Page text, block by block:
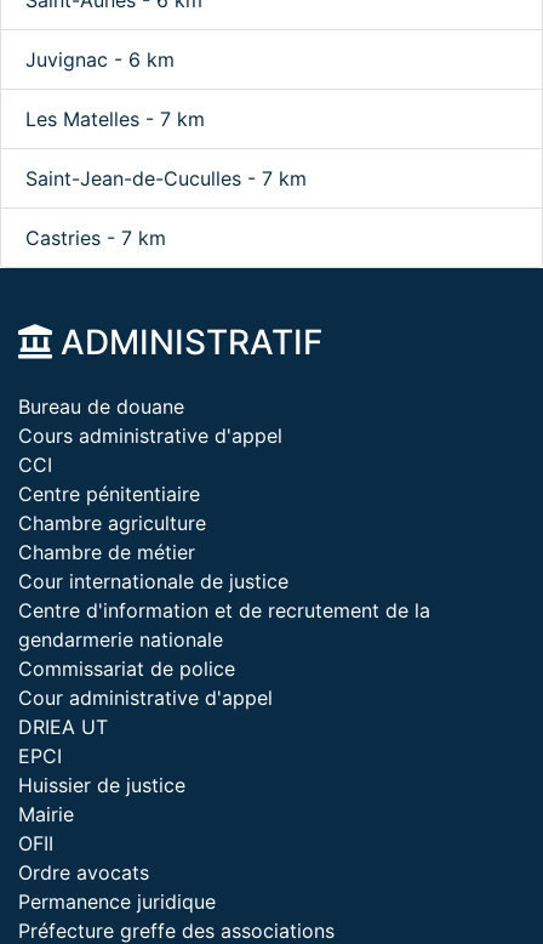
Juvignac - 6 km
Les Matelles - 7 km
Saint-Jean-de-Cuculles - 7 km
Castries - 7 km
ADMINISTRATIF
Bureau de douane
Cours administrative d'appel
CCI
Centre pénitentiaire
Chambre agriculture
Chambre de métier
Cour internationale de justice
Centre d'information et de recrutement de la
gendarmerie nationale
Commissariat de police
Cour administrative d'appel
DRIEA UT
EPCI
Huissier de justice
Mairie
OFII
Ordre avocats
Permanence juridique
Préfecture greffe des associations